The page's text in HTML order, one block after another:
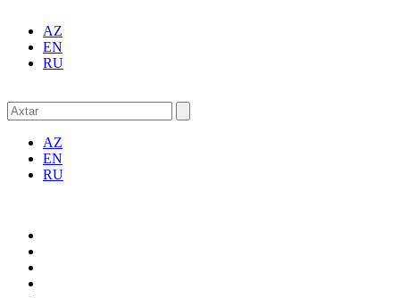
AZ
EN
RU
AZ
EN
RU